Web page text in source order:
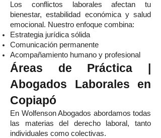
Los conflictos laborales afectan tu
bienestar, estabilidad económica y salud
emocional. Nuestro enfoque combina:
Estrategia jurídica sólida
Comunicación permanente
Acompañamiento humano y profesional
Áreas de Práctica |
Abogados Laborales en
Copiapó
En Wolfenson Abogados abordamos todas
las materias del derecho laboral, tanto
individuales como colectivas.